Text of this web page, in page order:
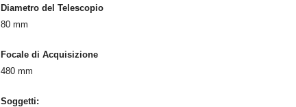
Diametro del Telescopio
80 mm
Focale di Acquisizione
480 mm
Soggetti: